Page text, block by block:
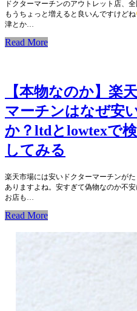
ドクターマーチンのアウトレット店、
もうちょっと増えると良いんですけどね
津とか…
Read More
【本物なのか】楽
マーチンはなぜ安
か？ltdとlowtexで
してみる
楽天市場には安いドクターマーチンがた
ありますよね。安すぎて偽物なのか不安
お店も…
Read More